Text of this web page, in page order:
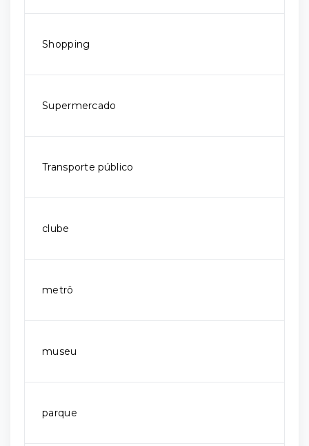
Shopping
Supermercado
Transporte público
clube
metrô
museu
parque